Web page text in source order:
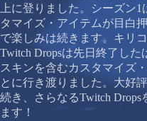
上に登りました。シーズン
タマイズ・アイテムが目白
で楽しみは続きます。キリ
Twitch Dropsは先日終了し
スキンを含むカスタマイズ
とに行き渡りました。大好
続き、さらなるTwitch
ます！